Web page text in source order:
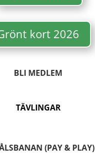
kort 2026
BLI MEDLEM
TÄVLINGAR
(PAY & PLAY)